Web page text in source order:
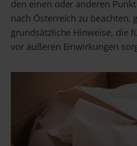
den einen oder anderen
nach Österreich zu beachten,
grundsätzliche Hinweise, die
vor äußeren Einwirkungen